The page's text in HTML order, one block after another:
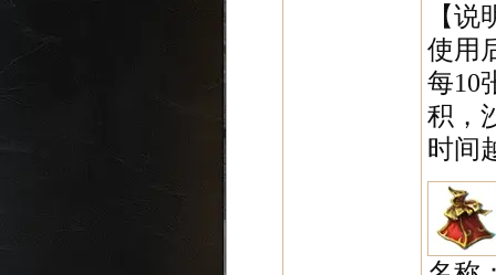
【说
使用
每10
积，
时间